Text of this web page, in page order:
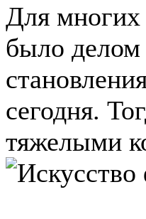
Для многих
было делом
сегодня.
тяжелыми